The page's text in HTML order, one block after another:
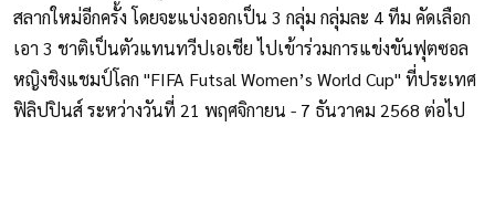
สลากใหม่อีกครั้ง โดยจะแบ่งออกเป็น 3 กลุ่ม กลุ่มละ 4 ทีม คัดเลือก
เอา 3 ชาติเป็นตัวแทนทวีปเอเชีย ไปเข้าร่วมการแข่งขันฟุตซอล
หญิงชิงแชมป์โลก "FIFA Futsal Women’s World Cup" ที่ประเทศ
ฟิลิปปินส์ ระหว่างวันที่ 21 พฤศจิกายน - 7 ธันวาคม 2568 ต่อไป